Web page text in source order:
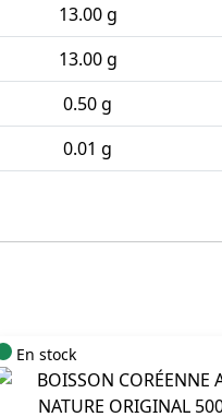
13.00 g
13.00 g
0.50 g
0.01 g
En stock